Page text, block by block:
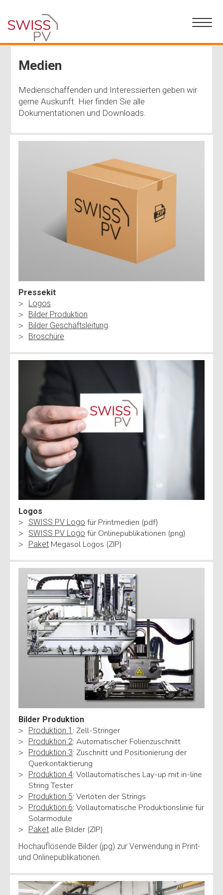
Medien
Medienschaffenden und Interessierten geben wir
gerne Auskunft. Hier finden Sie alle
Dokumentationen und Downloads.
Pressekit
Logos
Bilder Produktion
Bilder Geschäftsleitung
Broschüre
Logos
SWISS PV Logo für Printmedien (pdf)
SWISS PV Logo für Onlinepublikationen (png)
Paket Megasol Logos (ZIP)
Bilder Produktion
Produktion 1 : Zell-Stringer
Produktion 2: Automatischer Folienzuschnitt
Produktion 3: Zuschnitt und Positionierung der
Querkontaktierung
Produktion 4: Vollautomatisches Lay-up mit in-line
String Tester
Produktion 5: Verlöten der Strings
Produktion 6: Vollautomatische Produktionslinie für
Solarmodule
Paket alle Bilder (ZIP)
Hochauflösende Bilder (jpg) zur Verwendung in Print-
und Onlinepublikationen.